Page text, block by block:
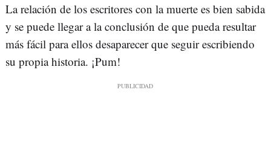
La relación de los escritores con la muerte es bien sabida
y se puede llegar a la conclusión de que pueda resultar
más fácil para ellos desaparecer que seguir escribiendo
su propia historia. ¡Pum!